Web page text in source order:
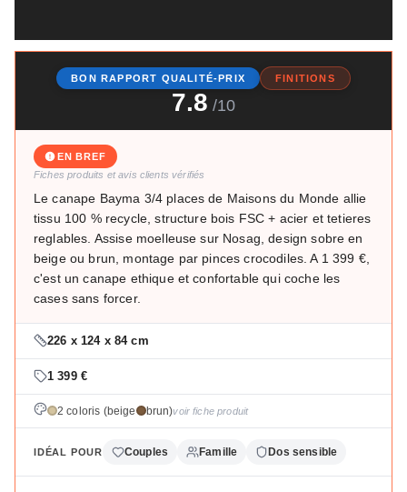
BON RAPPORT QUALITÉ-PRIX FINITIONS
7.8 /10
EN BREF
Fiches produits et avis clients vérifiés
Le canape Bayma 3/4 places de Maisons du Monde allie
tissu 100 % recycle, structure bois FSC + acier et tetieres
reglables. Assise moelleuse sur Nosag, design sobre en
beige ou brun, montage par pinces crocodiles. A 1 399 €,
c'est un canape ethique et confortable qui coche les
cases sans forcer.
226 x 124 x 84 cm
1 399 €
2 coloris (beige brun)voir fiche produit
IDÉAL POUR Couples Famille Dos sensible